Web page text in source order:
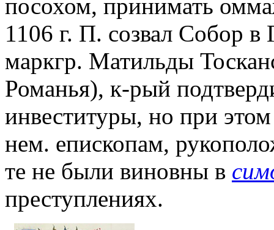
посохом, принимать
1106 г. П. созвал Собор в
маркгр. Матильды
Романья), к-рый
инвеституры, но при
нем. епископам,
те не были виновны в
преступлениях.